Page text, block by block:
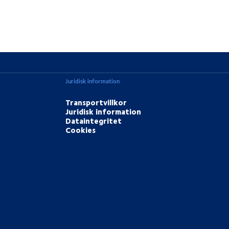
Juridisk information
Transportvillkor
Juridisk information
Dataintegritet
Cookies